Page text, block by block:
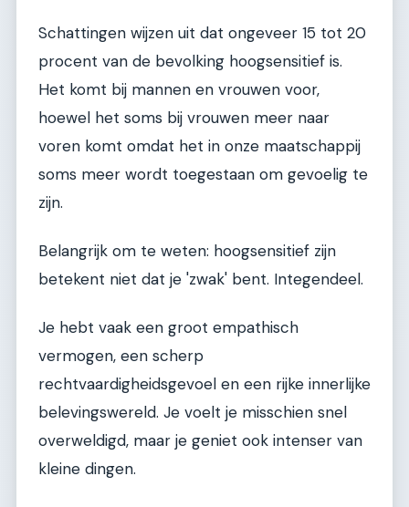
Schattingen wijzen uit dat ongeveer 15 tot 20
procent van de bevolking hoogsensitief is.
Het komt bij mannen en vrouwen voor,
hoewel het soms bij vrouwen meer naar
voren komt omdat het in onze maatschappij
soms meer wordt toegestaan om gevoelig te
zijn.
Belangrijk om te weten: hoogsensitief zijn
betekent niet dat je 'zwak' bent. Integendeel.
Je hebt vaak een groot empathisch
vermogen, een scherp
rechtvaardigheidsgevoel en een rijke innerlijke
belevingswereld. Je voelt je misschien snel
overweldigd, maar je geniet ook intenser van
kleine dingen.